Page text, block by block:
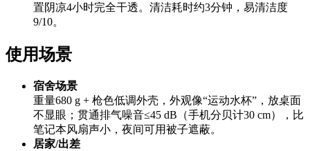
置阴凉4小时完全干透。清洁耗时约3分钟，易清洁度
9/10。
使用场景
宿舍场景
重量680 g + 枪色低调外壳，外观像“运动水杯”，放桌面
不显眼；贯通排气噪音≤45 dB（手机分贝计30 cm），比
笔记本风扇声小，夜间可用被子遮蔽。
居家/出差